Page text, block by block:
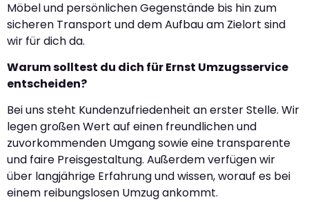
Möbel und persönlichen Gegenstände bis hin zum
sicheren Transport und dem Aufbau am Zielort sind
wir für dich da.
Warum solltest du dich für Ernst Umzugsservice
entscheiden?
Bei uns steht Kundenzufriedenheit an erster Stelle. Wir
legen großen Wert auf einen freundlichen und
zuvorkommenden Umgang sowie eine transparente
und faire Preisgestaltung. Außerdem verfügen wir
über langjährige Erfahrung und wissen, worauf es bei
einem reibungslosen Umzug ankommt.